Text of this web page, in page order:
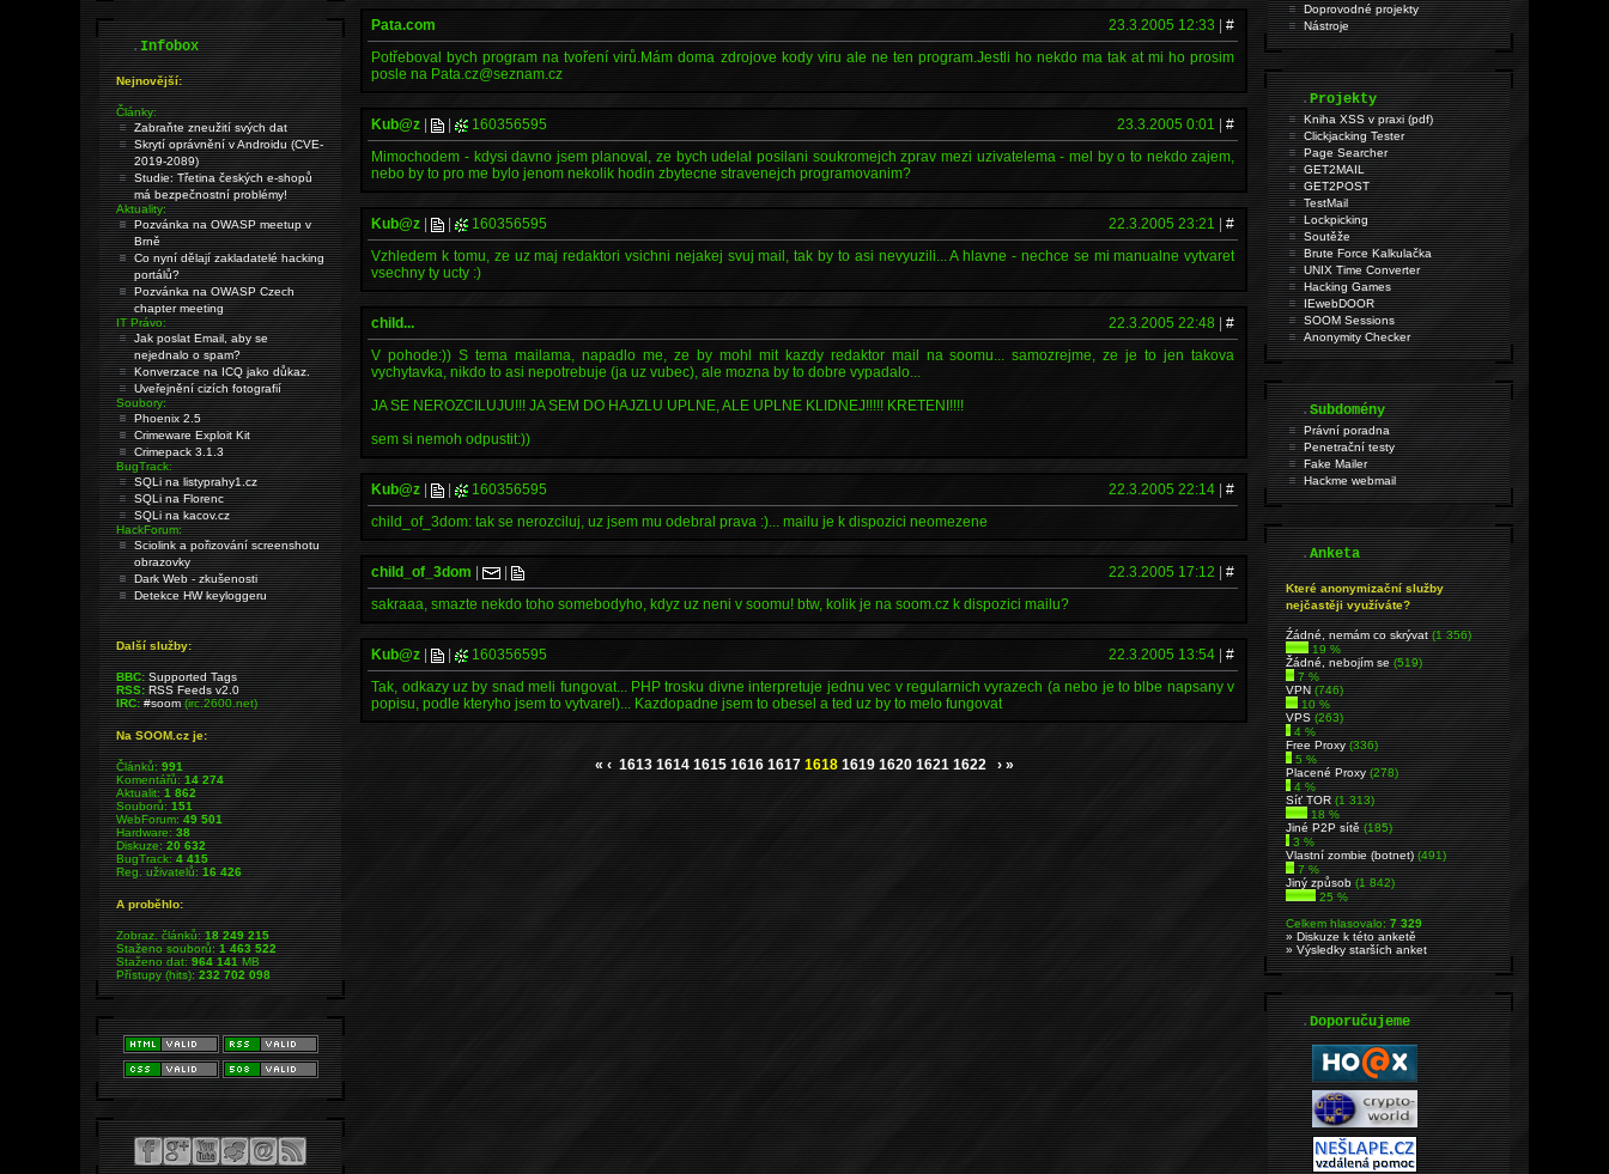
Pata.com 23.3.2005 12:33 |#
Potřeboval bych program na tvoření virů.Mám doma zdrojove kody viru ale ne ten program.Jestli ho nekdo ma tak at mi ho prosim
posle na Pata.cz@seznam.cz
Kub@z | 160356595 23.3.2005 0:01 |#
Mimochodem - kdysi davno jsem planoval, ze bych udelal posilani soukromejch zprav mezi uzivatelema - mel by o to nekdo zajem,
nebo by to pro me bylo jenom nekolik hodin zbytecne stravenejch programovanim?
Kub@z | 160356595 22.3.2005 23:21 |#
Vzhledem k tomu, ze uz maj redaktori vsichni nejakej svuj mail, tak by to asi nevyuzili... A hlavne - nechce se mi manualne vytvaret
vsechny ty ucty :)
child... 22.3.2005 22:48 |#
V pohode:)) S tema mailama, napadlo me, ze by mohl mit kazdy redaktor mail na soomu... samozrejme, ze je to jen takova
vychytavka, nikdo to asi nepotrebuje (ja uz vubec), ale mozna by to dobre vypadalo...
JA SE NEROZCILUJU!!! JA SEM DO HAJZLU UPLNE, ALE UPLNE KLIDNEJ!!!!! KRETENI!!!!
sem si nemoh odpustit:))
Kub@z | 160356595 22.3.2005 22:14 |#
child_of_3dom: tak se nerozciluj, uz jsem mu odebral prava :)... mailu je k dispozici neomezene
child_of_3dom | 22.3.2005 17:12 |#
sakraaa, smazte nekdo toho somebodyho, kdyz uz neni v soomu! btw, kolik je na soom.cz k dispozici mailu?
Kub@z | 160356595 22.3.2005 13:54 |#
Tak, odkazy uz by snad meli fungovat... PHP trosku divne interpretuje jednu vec v regularnich vyrazech (a nebo je to blbe napsany v
popisu, podle kteryho jsem to vytvarel)... Kazdopadne jsem to obesel a ted uz by to melo fungovat
« ‹ 1613 1614 1615 1616 1617 1618 1619 1620 1621 1622 › »
.Infobox
Nejnovější:
Články:
Zabraňte zneužití svých dat
Skrytí oprávnění v Androidu (CVE-
2019-2089)
Studie: Třetina českých e-shopů
má bezpečnostní problémy!
Aktuality:
Pozvánka na OWASP meetup v
Brně
Co nyní dělají zakladatelé hacking
portálů?
Pozvánka na OWASP Czech
chapter meeting
IT Právo:
Jak poslat Email, aby se
nejednalo o spam?
Konverzace na ICQ jako důkaz.
Uveřejnění cizích fotografií
Soubory:
Phoenix 2.5
Crimeware Exploit Kit
Crimepack 3.1.3
BugTrack:
SQLi na listyprahy1.cz
SQLi na Florenc
SQLi na kacov.cz
HackForum:
Sciolink a pořizování screenshotu
obrazovky
Dark Web - zkušenosti
Detekce HW keyloggeru
Další služby:
BBC: Supported Tags
RSS: RSS Feeds v2.0
IRC: #soom(irc.2600.net)
Na SOOM.cz je:
Článků:991
Komentářů:14 274
Aktualit:1 862
Souborů:151
WebForum:49 501
Hardware:38
Diskuze:20 632
BugTrack:4 415
Reg. uživatelů:16 426
A proběhlo:
Zobraz. článků:18 249 215
Staženo souborů:1 463 522
Staženo dat:964 141MB
Přístupy (hits):232 702 098
Doprovodné projekty
Nástroje
.Projekty
Kniha XSS v praxi (pdf)
Clickjacking Tester
Page Searcher
GET2MAIL
GET2POST
TestMail
Lockpicking
Soutěže
Brute Force Kalkulačka
UNIX Time Converter
Hacking Games
IEwebDOOR
SOOM Sessions
Anonymity Checker
.Subdomény
Právní poradna
Penetrační testy
Fake Mailer
Hackme webmail
.Anketa
Které anonymizační služby
nejčastěji využíváte?
Źádné, nemám co skrývat(1 356)
19 %
Žádné, nebojím se(519)
7 %
VPN(746)
10 %
VPS(263)
4 %
Free Proxy(336)
5 %
Placené Proxy(278)
4 %
Síť TOR(1 313)
18 %
Jiné P2P sítě(185)
3 %
Vlastní zombie (botnet)(491)
7 %
Jiný způsob(1 842)
25 %
Celkem hlasovalo:7 329
» Diskuze k této anketě
» Výsledky starších anket
.Doporučujeme